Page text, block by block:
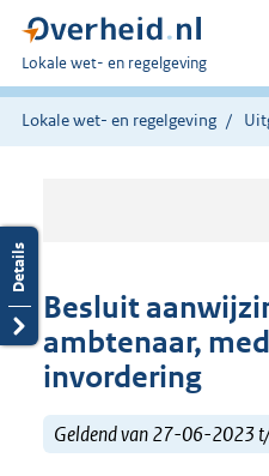
U
bent
hier:
Lokale wet- en regelgeving
Lokale wet- en regelgeving
Besluit
ambtenaar,
invordering
Geldend van 27-06-2023